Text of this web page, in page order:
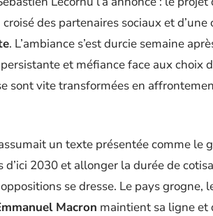
des partenaires sociaux et
. L’ambiance s’est durcie semaine
et méfiance face aux choix
sont vite transformées en
un texte présentée comme le
d’ici 2030 et allonger la durée de
se dresse. Le pays grogne,
Macron maintient sa ligne et